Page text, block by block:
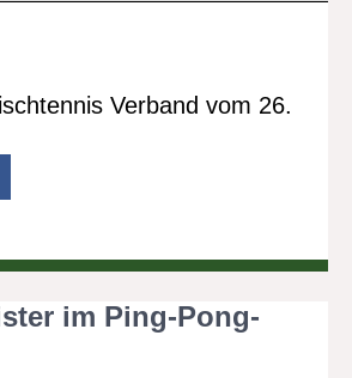
Verband vom 26.
im Ping-Pong-